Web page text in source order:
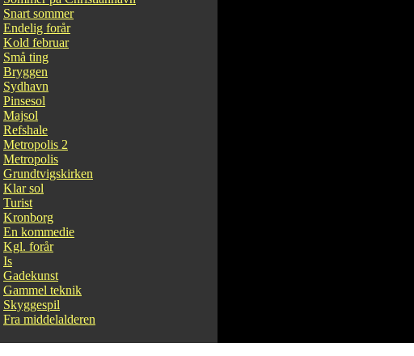
Snart sommer
Endelig forår
Kold februar
Små ting
Bryggen
Sydhavn
Pinsesol
Majsol
Refshale
Metropolis 2
Metropolis
Grundtvigskirken
Klar sol
Turist
Kronborg
En kommedie
Kgl. forår
Is
Gadekunst
Gammel teknik
Skyggespil
Fra middelalderen